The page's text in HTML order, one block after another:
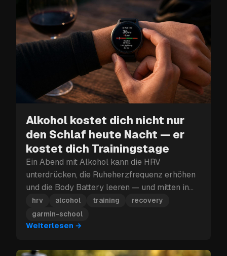
Alkohol kostet dich nicht nur
den Schlaf heute Nacht — er
kostet dich Trainingstage
Ein Abend mit Alkohol kann die HRV
unterdrücken, die Ruheherzfrequenz erhöhen
und die Body Battery leeren — und mitten in
einem Trainingsblock kann dieser
Erholungsverlust mehr kosten als nur den
nächsten Tag.
hrv alcohol training
recovery
garmin-school
Weiterlesen →